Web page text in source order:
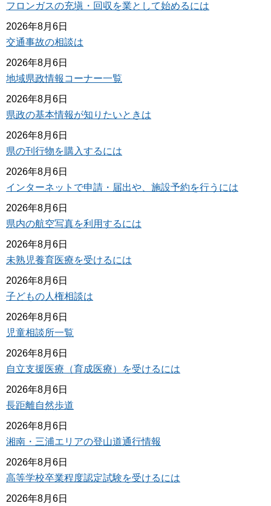
フロンガスの充塡・回収を業として始めるには
2026年8月6日
交通事故の相談は
2026年8月6日
地域県政情報コーナー一覧
2026年8月6日
県政の基本情報が知りたいときは
2026年8月6日
県の刊行物を購入するには
2026年8月6日
インターネットで申請・届出や、施設予約を行うには
2026年8月6日
県内の航空写真を利用するには
2026年8月6日
未熟児養育医療を受けるには
2026年8月6日
子どもの人権相談は
2026年8月6日
児童相談所一覧
2026年8月6日
自立支援医療（育成医療）を受けるには
2026年8月6日
長距離自然歩道
2026年8月6日
湘南・三浦エリアの登山道通行情報
2026年8月6日
高等学校卒業程度認定試験を受けるには
2026年8月6日